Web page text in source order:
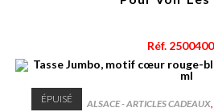
Réf. 2500400
ÉPUISÉ ALSACE - ARTICLES CADEAUX,